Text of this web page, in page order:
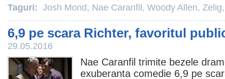
Taguri: Josh Mond, Nae Caranfil , Woody Allen, Zelig
6,9 pe scara Richter, favoritul
29.05.2016
Nae Caranfil trimite bezele
exuberanta comedie 6,9 pe